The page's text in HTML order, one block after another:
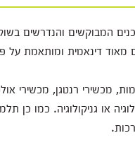
המבוקשים והנדרשים
דינאמית ומותאמת על
או גניקולוגיה. כמו